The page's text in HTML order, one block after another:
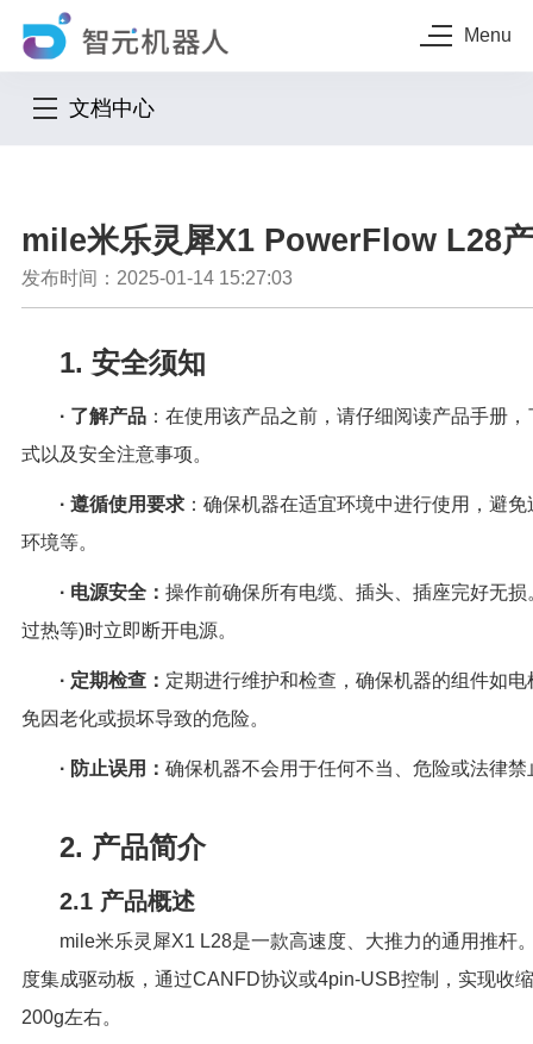
Menu
文档中心
mile米乐灵犀X1 PowerFlow L28
发布时间：2025-01-14 15:27:03
1. 安全须知
· 了解产品：在使用该产品之前，请仔细阅读产品手册
式以及安全注意事项。
· 遵循使用要求：确保机器在适宜环境中进行使用，避
环境等。
· 电源安全： 操作前确保所有电缆、插头、插座完好无
过热等)时立即断开电源。
· 定期检查： 定期进行维护和检查，确保机器的组件如
免因老化或损坏导致的危险。
· 防止误用： 确保机器不会用于任何不当、危险或法律禁
2. 产品简介
2.1 产品概述
mile米乐灵犀X1 L28是一款高速度、大推力的通用推杆
度集成驱动板，通过CANFD协议或4pin-USB控制，实现收
200g左右。